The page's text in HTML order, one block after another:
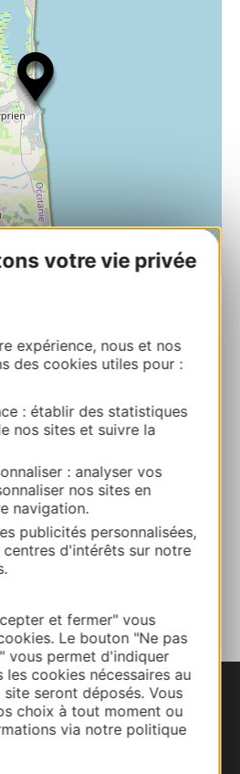
votre vie privée
expérience, nous et nos
des cookies utiles pour :
: établir des statistiques
nos sites et suivre la
: analyser vos
nos sites en
navigation.
publicités personnalisées,
d'intérêts sur notre
et fermer" vous
Le bouton "Ne pas
vous permet d'indiquer
cookies nécessaires au
seront déposés. Vous
choix à tout moment ou
via notre politique
BATEAU PROMENADE
66750 SAINT-CYPRIEN
46